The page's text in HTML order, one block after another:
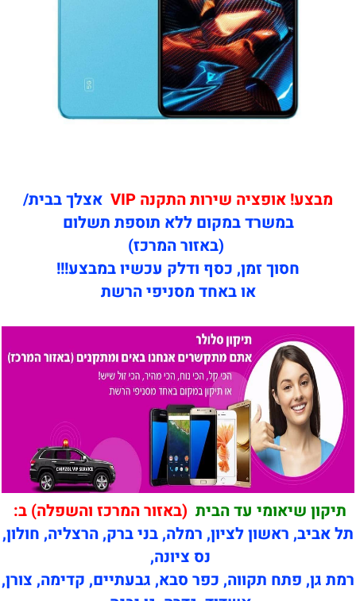
מבצע! אופציה שירות התקנה VIP
אצלך בבית/
במשרד במקום ללא תוספת תשלום
(באזור המרכז)
חסוך זמן, כסף ודלק עכשיו במבצע!!!
או באחד מסניפי הרשת
תיקון שיאומי עד הבית (באזור המרכז והשפלה) ב:
תל אביב, ראשון לציון, רמלה, בני ברק, הרצליה, חולון,
נס ציונה,
רמת גן, פתח תקווה, כפר סבא, גבעתיים, קדימה, צורן,